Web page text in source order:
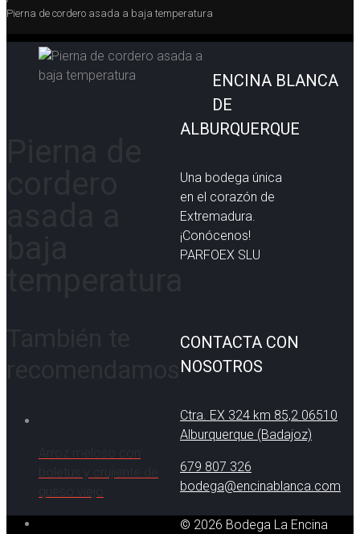
Pierna de cordero asada a baja temperatura
ENCINA BLANCA
DE
ALBURQUERQUE
Una bodega única
en el corazón de
Extremadura.
¡Conócenos!
PARFOEX SLU
CONTACTA CON
NOSOTROS
Ctra. EX 324 km 85,2 06510
Alburquerque (Badajoz)
679 807 326
bodega@encinablanca.com
© 2026 Bodega La Encina